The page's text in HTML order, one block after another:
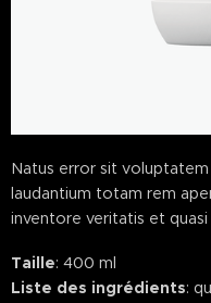
Natus error sit
laudantium totam rem
inventore veritatis et
Taille: 400 ml
Liste des ingrédients: